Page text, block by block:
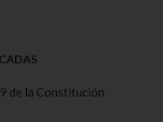
de la Constitución